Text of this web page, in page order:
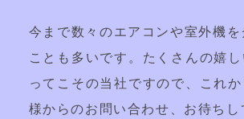
今まで数々のエアコンや室外機
ことも多いです。たくさんの嬉
ってこその当社ですので、これ
様からのお問い合わせ、お待ちし